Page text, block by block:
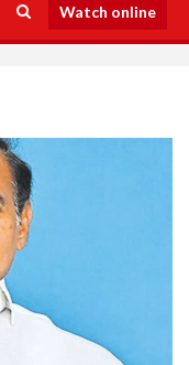
Watch online